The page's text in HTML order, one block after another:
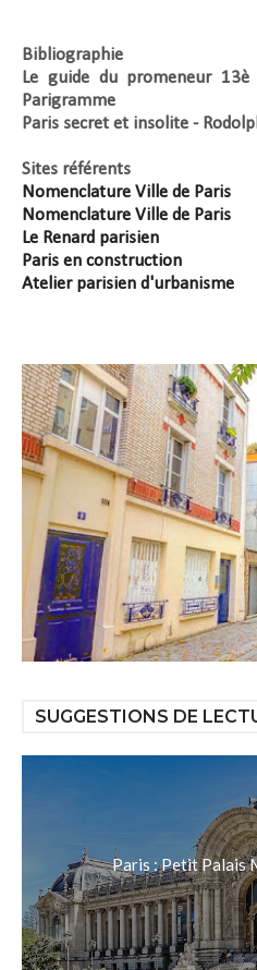
Bibliographie
Le guide du promeneur
Parigramme
Paris secret et insolite -
Sites référents
Nomenclature Ville de Paris
Nomenclature Ville de Paris
Le Renard parisien
Paris en construction
Atelier parisien d'urbanisme
SUGGESTIONS DE
Paris : Petit Palais